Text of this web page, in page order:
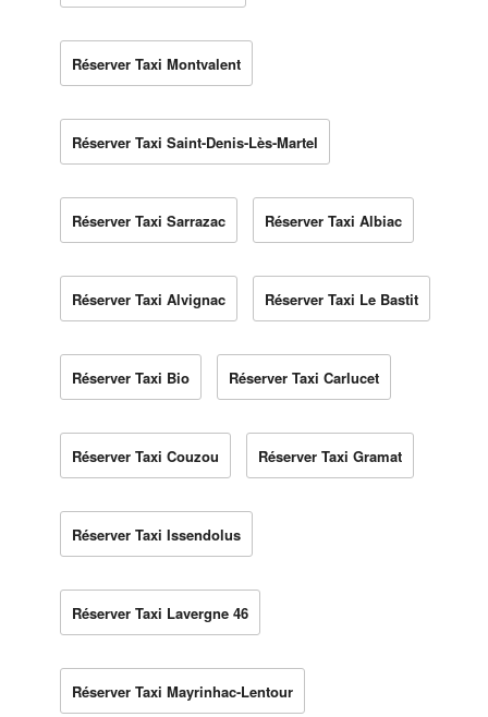
Réserver Taxi Montvalent
Réserver Taxi Saint-Denis-Lès-Martel
Réserver Taxi Sarrazac Réserver Taxi Albiac
Réserver Taxi Alvignac Réserver Taxi Le Bastit
Réserver Taxi Bio Réserver Taxi Carlucet
Réserver Taxi Couzou Réserver Taxi Gramat
Réserver Taxi Issendolus
Réserver Taxi Lavergne 46
Réserver Taxi Mayrinhac-Lentour